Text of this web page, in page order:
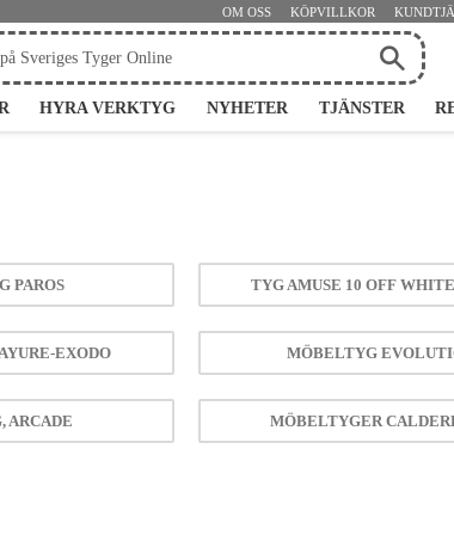
OM OSS KÖPVILLKOR
HYRA VERKTYG NYHETER TJÄNSTER
PAROS TYG AMUSE 10 OFF
EXODO MÖBELTYG
ARCADE MÖBELTYGER